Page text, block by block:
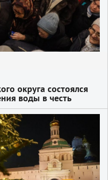
округа состоялся
воды в честь